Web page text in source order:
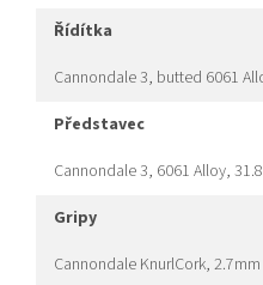
řídítka
Cannondale 3, butted 6061
představec
Cannondale 3, 6061 Alloy,
gripy
Cannondale KnurlCork, 2.7mm